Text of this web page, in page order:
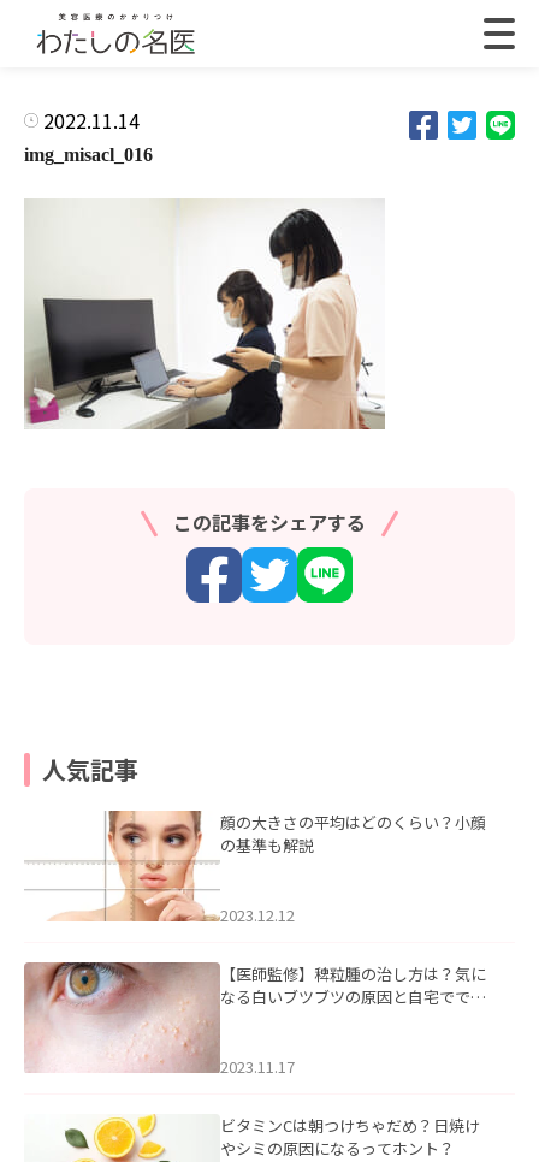
2022.11.14
img_misacl_016
この記事をシェアする
人気記事
顔の大きさの平均はどのくらい？小顔
の基準も解説
2023.12.12
【医師監修】稗粒腫の治し方は？気に
なる白いブツブツの原因と自宅ででき
2023.11.17
ビタミンCは朝つけちゃだめ？日焼け
やシミの原因になるってホント？